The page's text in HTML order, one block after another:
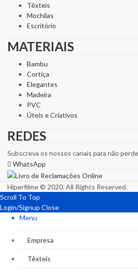
Têxteis
Mochilas
Escritório
MATERIAIS
Bambu
Cortiça
Elegantes
Madeira
PVC
Úteis e Criativos
REDES
Subscreva os nossos canais para não
WhatsApp
Hiperfilme © 2020. All Rights Reserved.
Scroll To Top
Login/Signup Close
Menu
Empresa
Têxteis